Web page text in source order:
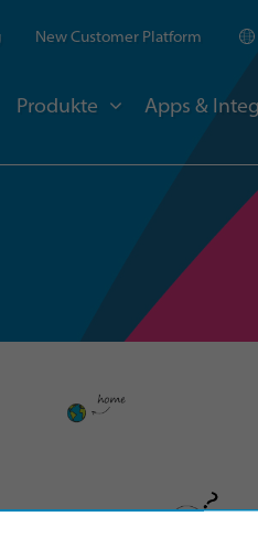
New Customer Platform
Produkte Apps &